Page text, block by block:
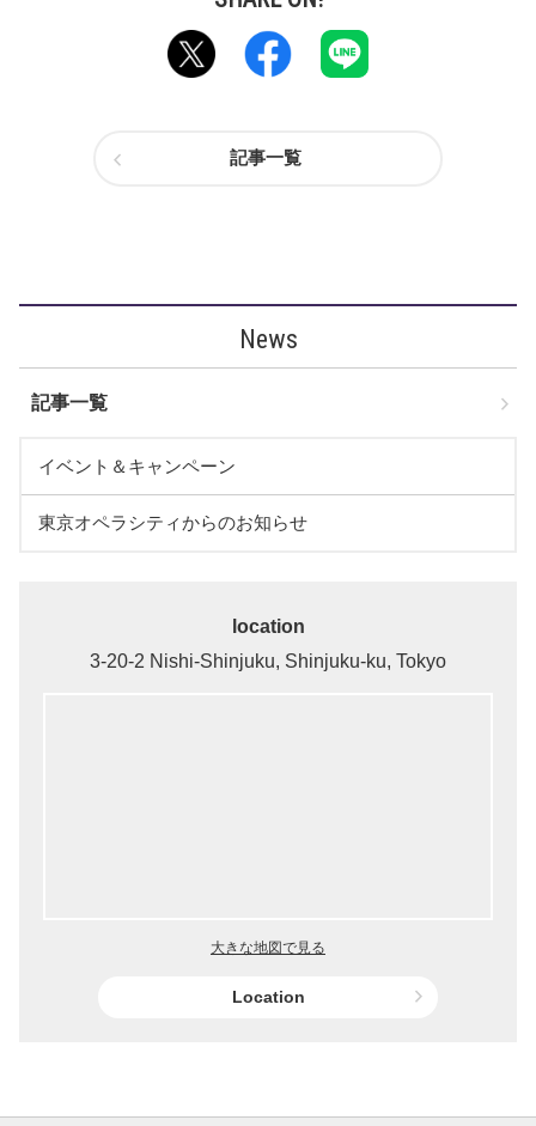
記事一覧
News
記事一覧
イベント＆キャンペーン
東京オペラシティからのお知らせ
location
3-20-2 Nishi-Shinjuku, Shinjuku-ku, Tokyo
大きな地図で見る
Location